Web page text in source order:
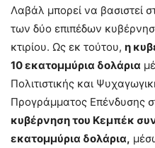
Λαβάλ μπορεί να βασιστεί
των δύο επιπέδων
κτιρίου. Ως εκ τούτου, η
10 εκατομμύρια δολάρια
Πολιτιστικής και
Προγράμματος Επένδυσης
κυβέρνηση του Κεμπέκ
εκατομμύρια δολάρια,